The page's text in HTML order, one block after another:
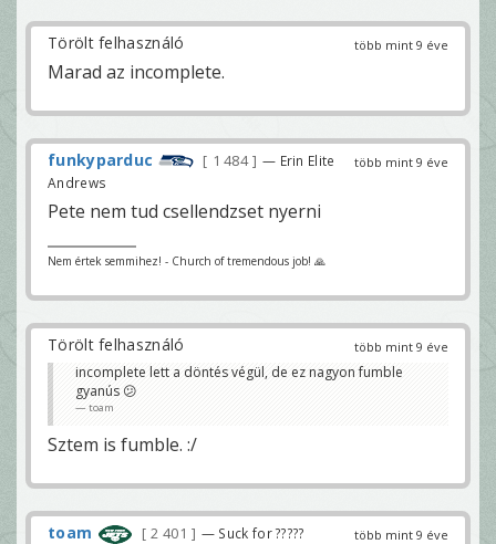
több mint 9 éve
Törölt felhasználó
Marad az incomplete.
több mint 9 éve
funkyparduc 1 484
— Erin Elite
Andrews
Pete nem tud csellendzset nyerni
Nem értek semmihez! - Church of tremendous job! 🙏
több mint 9 éve
Törölt felhasználó
incomplete lett a döntés végül, de ez nagyon fumble
gyanús 😕
toam
Sztem is fumble. :/
több mint 9 éve
toam 2 401 — Suck for ?????